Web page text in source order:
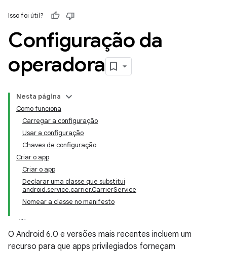
Isso foi útil?
Configuração da
operadora
Nesta página
Como funciona
Carregar a configuração
Usar a configuração
Chaves de configuração
Criar o app
Criar o app
Declarar uma classe que substitui
android.service.carrier.CarrierService
Nomear a classe no manifesto
O Android 6.0 e versões mais recentes incluem um
recurso para que apps privilegiados forneçam